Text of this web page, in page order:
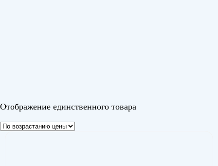
Отображение единственного товара